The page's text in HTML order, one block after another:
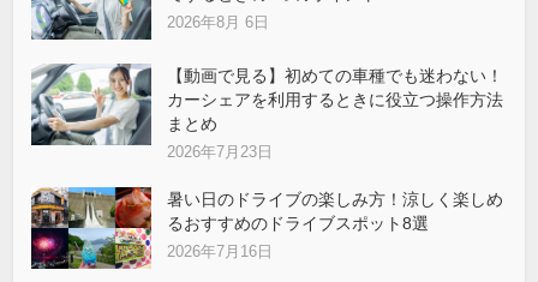
2026年8月 6日
【動画で見る】初めての車種でも迷わない！
カーシェアを利用するときに役立つ操作方法
まとめ
2026年7月23日
暑い日のドライブの楽しみ方！涼しく楽しめ
るおすすめのドライブスポット8選
2026年7月16日